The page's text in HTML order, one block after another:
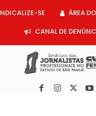
SE
ÁREA
CANAL DE